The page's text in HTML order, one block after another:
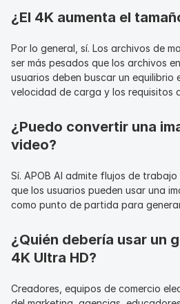
¿El 4K aumenta el
Por lo general, sí. Los archivos de
ser más pesados que los archivos
usuarios deben buscar un equilibrio
velocidad de carga y los requisitos
¿Puedo convertir una
video?
Sí. APOB AI admite flujos de
que los usuarios pueden usar una
como punto de partida para
¿Quién debería usar un
4K Ultra HD?
Creadores, equipos de comercio